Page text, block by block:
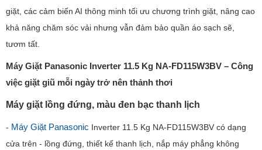
giặt, các cảm biến AI thông minh tối ưu chương trình giặt, nâng cao
khả năng chăm sóc vải nhưng vẫn đảm bảo quần áo sạch sẽ,
tươm tất.
Máy Giặt Panasonic Inverter 11.5 Kg NA-FD115W3BV – Công
việc giặt giũ mỗi ngày trở nên thảnh thơi
Máy giặt lồng đứng, màu đen bạc thanh lịch
- Máy Giặt Panasonic Inverter 11.5 Kg NA-FD115W3BV có dạng
cửa trên - lồng đứng, thiết kế thanh lịch, nắp máy phẳng không